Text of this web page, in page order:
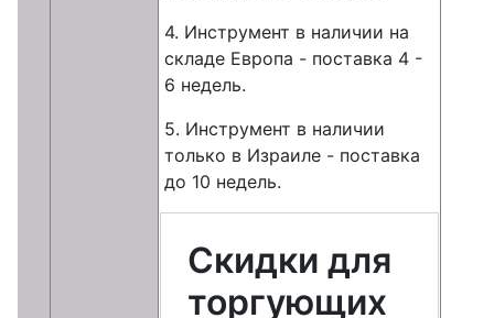
4. Инструмент в наличии на
складе Европа - поставка 4 -
6 недель.
5. Инструмент в наличии
только в Израиле - поставка
до 10 недель.
Скидки для
торгующих